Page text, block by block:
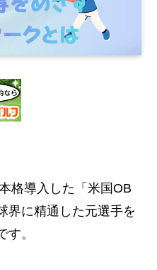
格導入した「米国OB
界に精通した元選手を
す。